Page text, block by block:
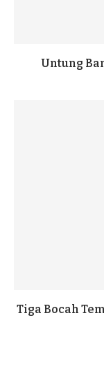
Untung
Tiga Bocah